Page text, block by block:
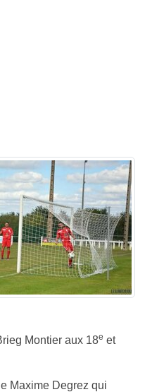
Montier aux 18e et
Maxime Degrez qui